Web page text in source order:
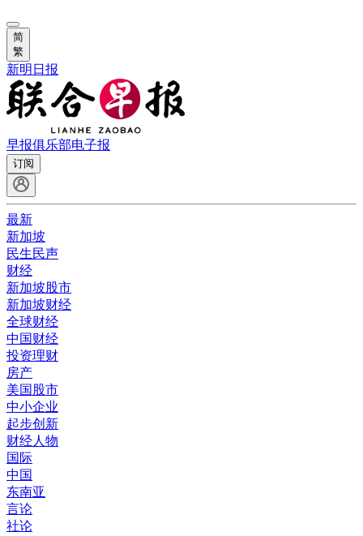
简
繁
新明日报
早报俱乐部电子报
订阅
最新
新加坡
民生民声
财经
新加坡股市
新加坡财经
全球财经
中国财经
投资理财
房产
美国股市
中小企业
起步创新
财经人物
国际
中国
东南亚
言论
社论